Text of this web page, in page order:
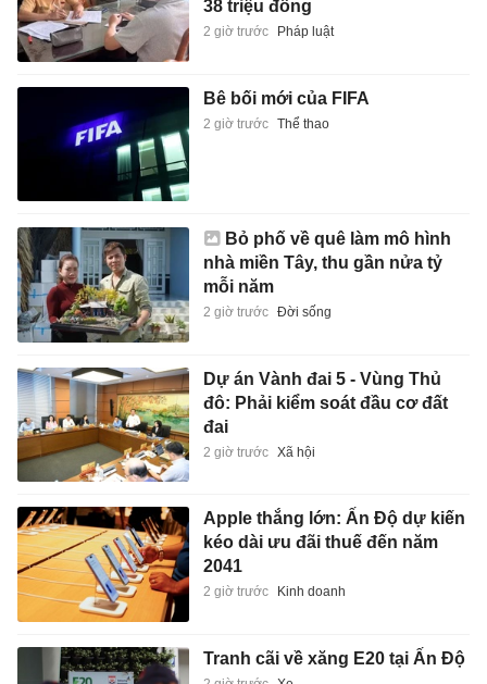
38 triệu đồng
2 giờ trước Pháp luật
Bê bối mới của FIFA
2 giờ trước Thể thao
Bỏ phố về quê làm mô hình
nhà miền Tây, thu gần nửa tỷ
mỗi năm
2 giờ trước Đời sống
Dự án Vành đai 5 - Vùng Thủ
đô: Phải kiểm soát đầu cơ đất
đai
2 giờ trước Xã hội
Apple thắng lớn: Ấn Độ dự kiến
kéo dài ưu đãi thuế đến năm
2041
2 giờ trước Kinh doanh
Tranh cãi về xăng E20 tại Ấn Độ